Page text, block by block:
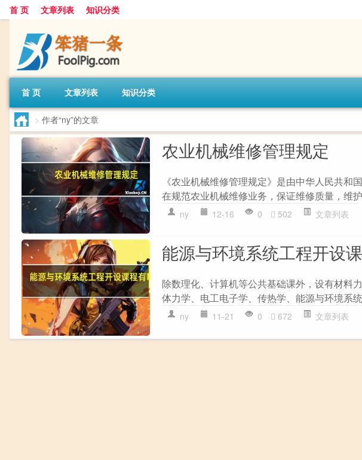
首 页 文章列表 知识分类
首 页 文章列表 知识分类
> 作者“ny”的文章
农业机械维修管理规定
《农业机械维修管理规定》是由中华人民共
在规范农业机械维修业务，保证维修质量，维
ny 12-16 0 502 文章列表
能源与环境系统工程开设
除数理化、计算机等公共基础课外，设有材料
体力学、电工电子学、传热学、能源与环境系
ny 11-21 0 672 文章列表